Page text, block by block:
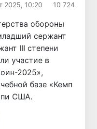
2025, 10:20 10 724
обороны
сержант
III степени
участие в
2025»,
базе «Кемп
США.